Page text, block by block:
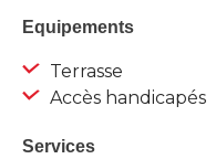
Equipements
Terrasse
Accès handicapés
Services